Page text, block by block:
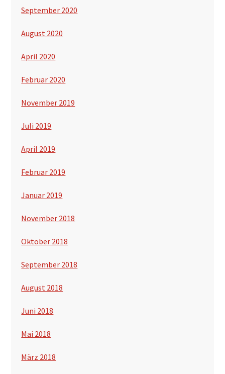
September 2020
August 2020
April 2020
Februar 2020
November 2019
Juli 2019
April 2019
Februar 2019
Januar 2019
November 2018
Oktober 2018
September 2018
August 2018
Juni 2018
Mai 2018
März 2018